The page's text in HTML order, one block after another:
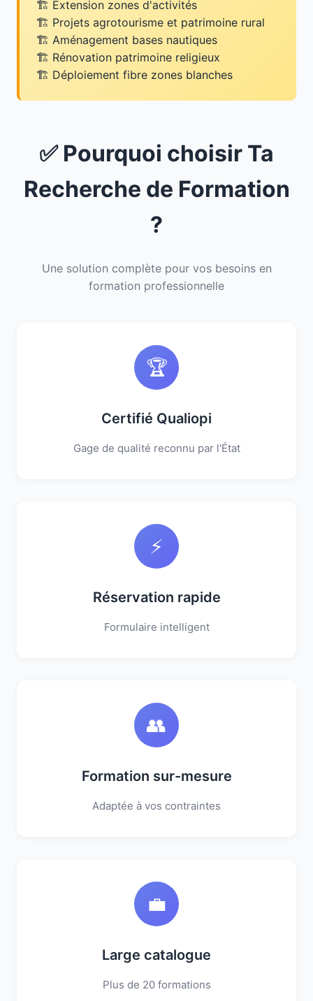
Extension zones d'activités
Projets agrotourisme et patrimoine rural
Aménagement bases nautiques
Rénovation patrimoine religieux
Déploiement fibre zones blanches
✅ Pourquoi choisir Ta
Recherche de Formation
?
Une solution complète pour vos besoins en
formation professionnelle
🏆
Certifié Qualiopi
Gage de qualité reconnu par l'État
⚡
Réservation rapide
Formulaire intelligent
👥
Formation sur-mesure
Adaptée à vos contraintes
💼
Large catalogue
Plus de 20 formations